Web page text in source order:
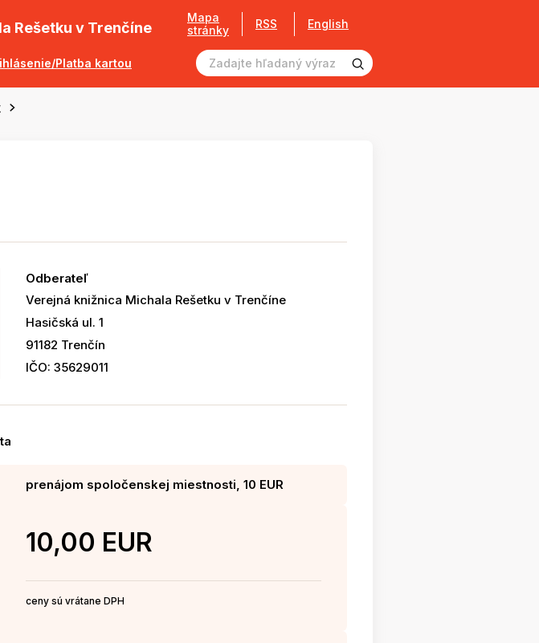
Rešetku v Trenčíne
Platba kartou
Mapa
stránky
RSS English
Odberateľ
Verejná knižnica Michala Rešetku v Trenčíne
Hasičská ul. 1
91182 Trenčín
IČO: 35629011
prenájom spoločenskej miestnosti, 10 EUR
10,00 EUR
ceny sú vrátane DPH